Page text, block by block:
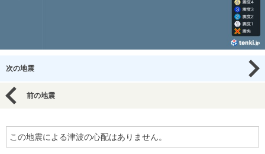
次の地震
前の地震
この地震による津波の心配はありません。